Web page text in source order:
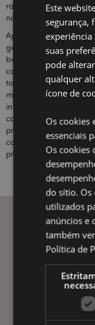
rapidamente se está a
nossas categorias
Apresentando
gamas mais quentes -
bancos de potência e
coleção tem presentes
todos, de velhos
mais experientes em
instrumento musical,
consola de jogos ou
produtos com um toque
categoria de
presentes musicais é a
Este
segurança,
suas
pode
qualquer
ícone de
Os cookies
essenciais
Os cookies
do sítio. Os
utilizados
anúncios e
também
Política de